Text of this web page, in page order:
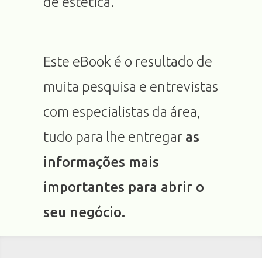
Este eBook é o resultado de
muita pesquisa e entrevistas
com especialistas da área,
tudo para lhe entregar as
informações mais
importantes para abrir o
seu negócio.